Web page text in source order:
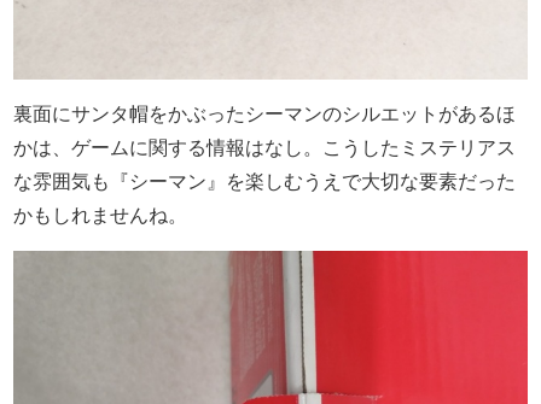
裏面にサンタ帽をかぶったシーマンのシルエットがあるほ
かは、ゲームに関する情報はなし。こうしたミステリアス
な雰囲気も『シーマン』を楽しむうえで大切な要素だった
かもしれませんね。